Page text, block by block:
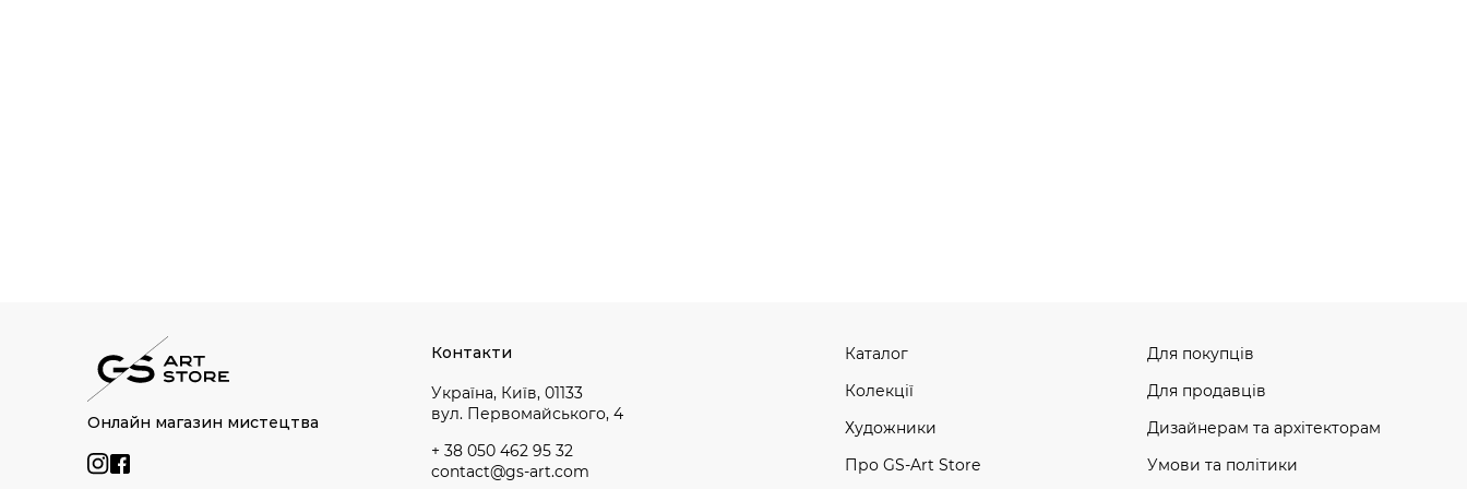
Онлайн магазин мистецтва
Контакти
Україна, Київ, 01133
вул. Первомайського, 4
+ 38 050 462 95 32
contact@gs-art.com
Каталог
Колекції
Художники
Про GS-Art Store
Для покупців
Для продавців
Дизайнерам та архітекторам
Умови та політики